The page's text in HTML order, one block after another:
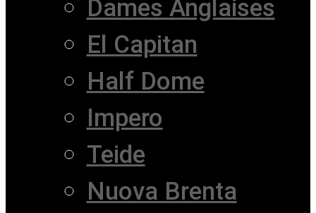
Dames Anglaises
El Capitan
Half Dome
Impero
Teide
Nuova Brenta